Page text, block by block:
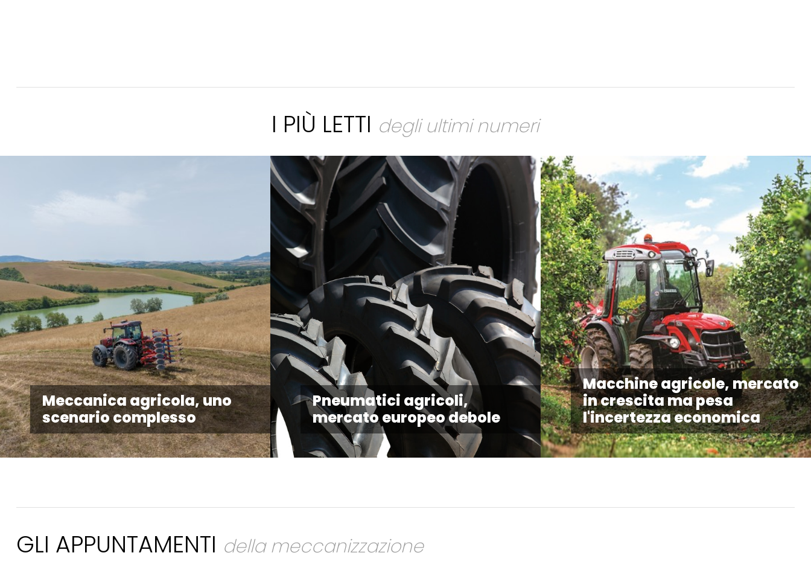
I PIÙ LETTI degli ultimi numeri
Meccanica agricola, uno
scenario complesso
Pneumatici agricoli,
mercato europeo debole
Macchine agricole, mercato
in crescita ma pesa
l'incertezza economica
GLI APPUNTAMENTI della meccanizzazione